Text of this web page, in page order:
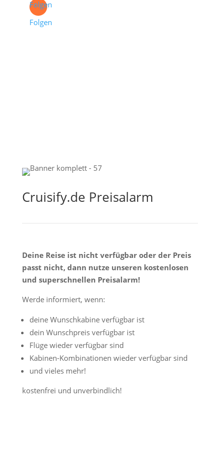
Folgen
Folgen
Cruisify.de Preisalarm
Deine Reise ist nicht verfügbar oder der Preis
passt nicht, dann nutze unseren kostenlosen
und superschnellen Preisalarm!
Werde informiert, wenn:
deine Wunschkabine verfügbar ist
dein Wunschpreis verfügbar ist
Flüge wieder verfügbar sind
Kabinen-Kombinationen wieder verfügbar sind
und vieles mehr!
kostenfrei und unverbindlich!